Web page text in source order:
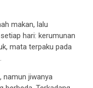
makan, lalu
hari: kerumunan
mata terpaku pada
namun jiwanya